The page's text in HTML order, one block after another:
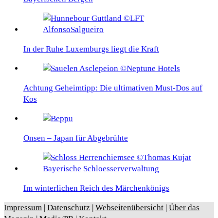
In der Ruhe Luxemburgs liegt die Kraft
Achtung Geheimtipp: Die ultimativen Must-Dos auf
Kos
Onsen – Japan für Abgebrühte
Im winterlichen Reich des Märchenkönigs
Impressum Datenschutz Webseitenübersicht Über das